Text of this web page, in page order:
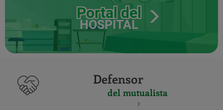
Portal del
HOSPITAL
Defensor
del mutualista